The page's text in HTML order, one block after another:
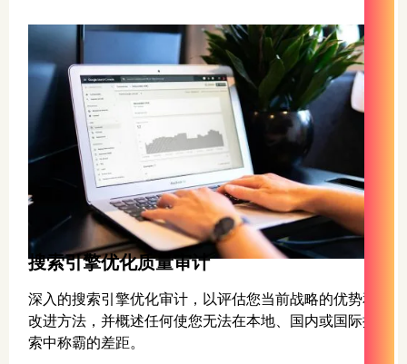
搜索引擎优化质量审计
深入的搜索引擎优化审计，以评估您当前战略的优势和
改进方法，并概述任何使您无法在本地、国内或国际搜
索中称霸的差距。